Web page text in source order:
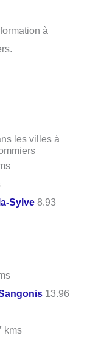
à
les villes à
Sylve 8.93
13.96
kms